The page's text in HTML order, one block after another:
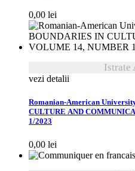
0,00 lei
Istrate
vezi detalii
Romanian-American
CULTURE AND
1/2023
0,00 lei